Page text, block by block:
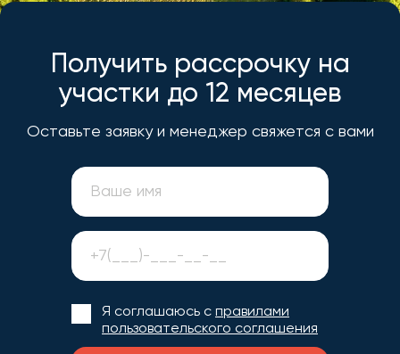
Получить рассрочку на
участки до 12 месяцев
Оставьте заявку и менеджер свяжется с вами
Я соглашаюсь с правилами
пользовательского соглашения